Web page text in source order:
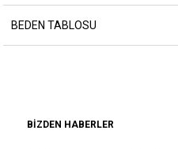
BEDEN TABLOSU
BIZDEN HABERLER